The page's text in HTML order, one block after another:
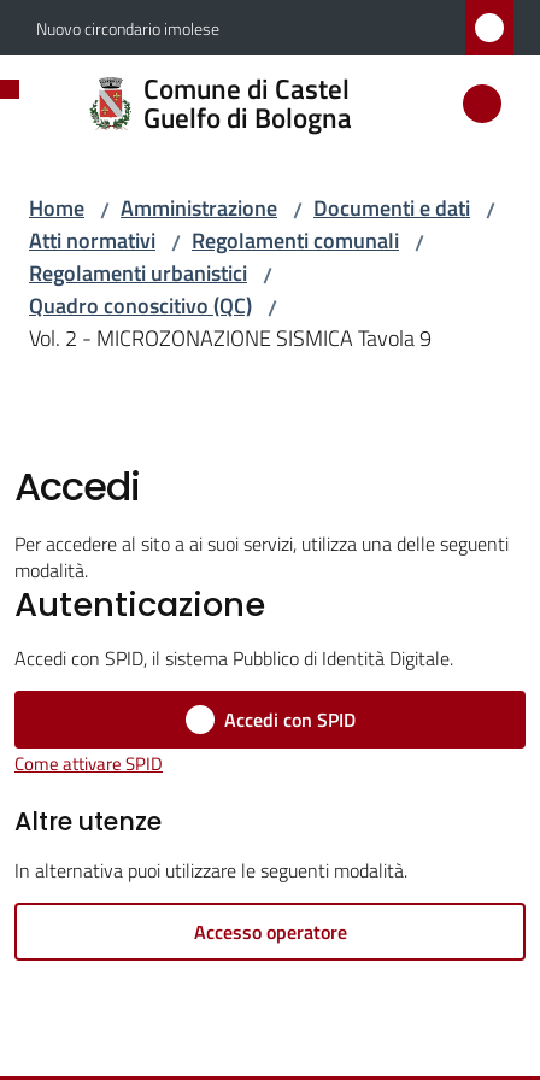
Vai al contenuto
Vai alla navigazione
Vai al footer
Nuovo circondario imolese
Comune di Castel
Guelfo di Bologna
Comune
di
di
Bologna
Novità
Servizi
Vivere
Castel
Servizi
online
gli
Home / Amministrazione / Documenti e dati /
Atti normativi / Regolamenti comunali /
Regolamenti urbanistici /
Quadro conoscitivo (QC) /
Vol. 2 - MICROZONAZIONE SISMICA Tavola 9
Accedi
Per accedere al sito a ai suoi servizi, utilizza una delle seguenti
modalità.
Autenticazione
Accedi con SPID, il sistema Pubblico di Identità Digitale.
Accedi con SPID
Come attivare SPID
Altre utenze
In alternativa puoi utilizzare le seguenti modalità.
Accesso operatore